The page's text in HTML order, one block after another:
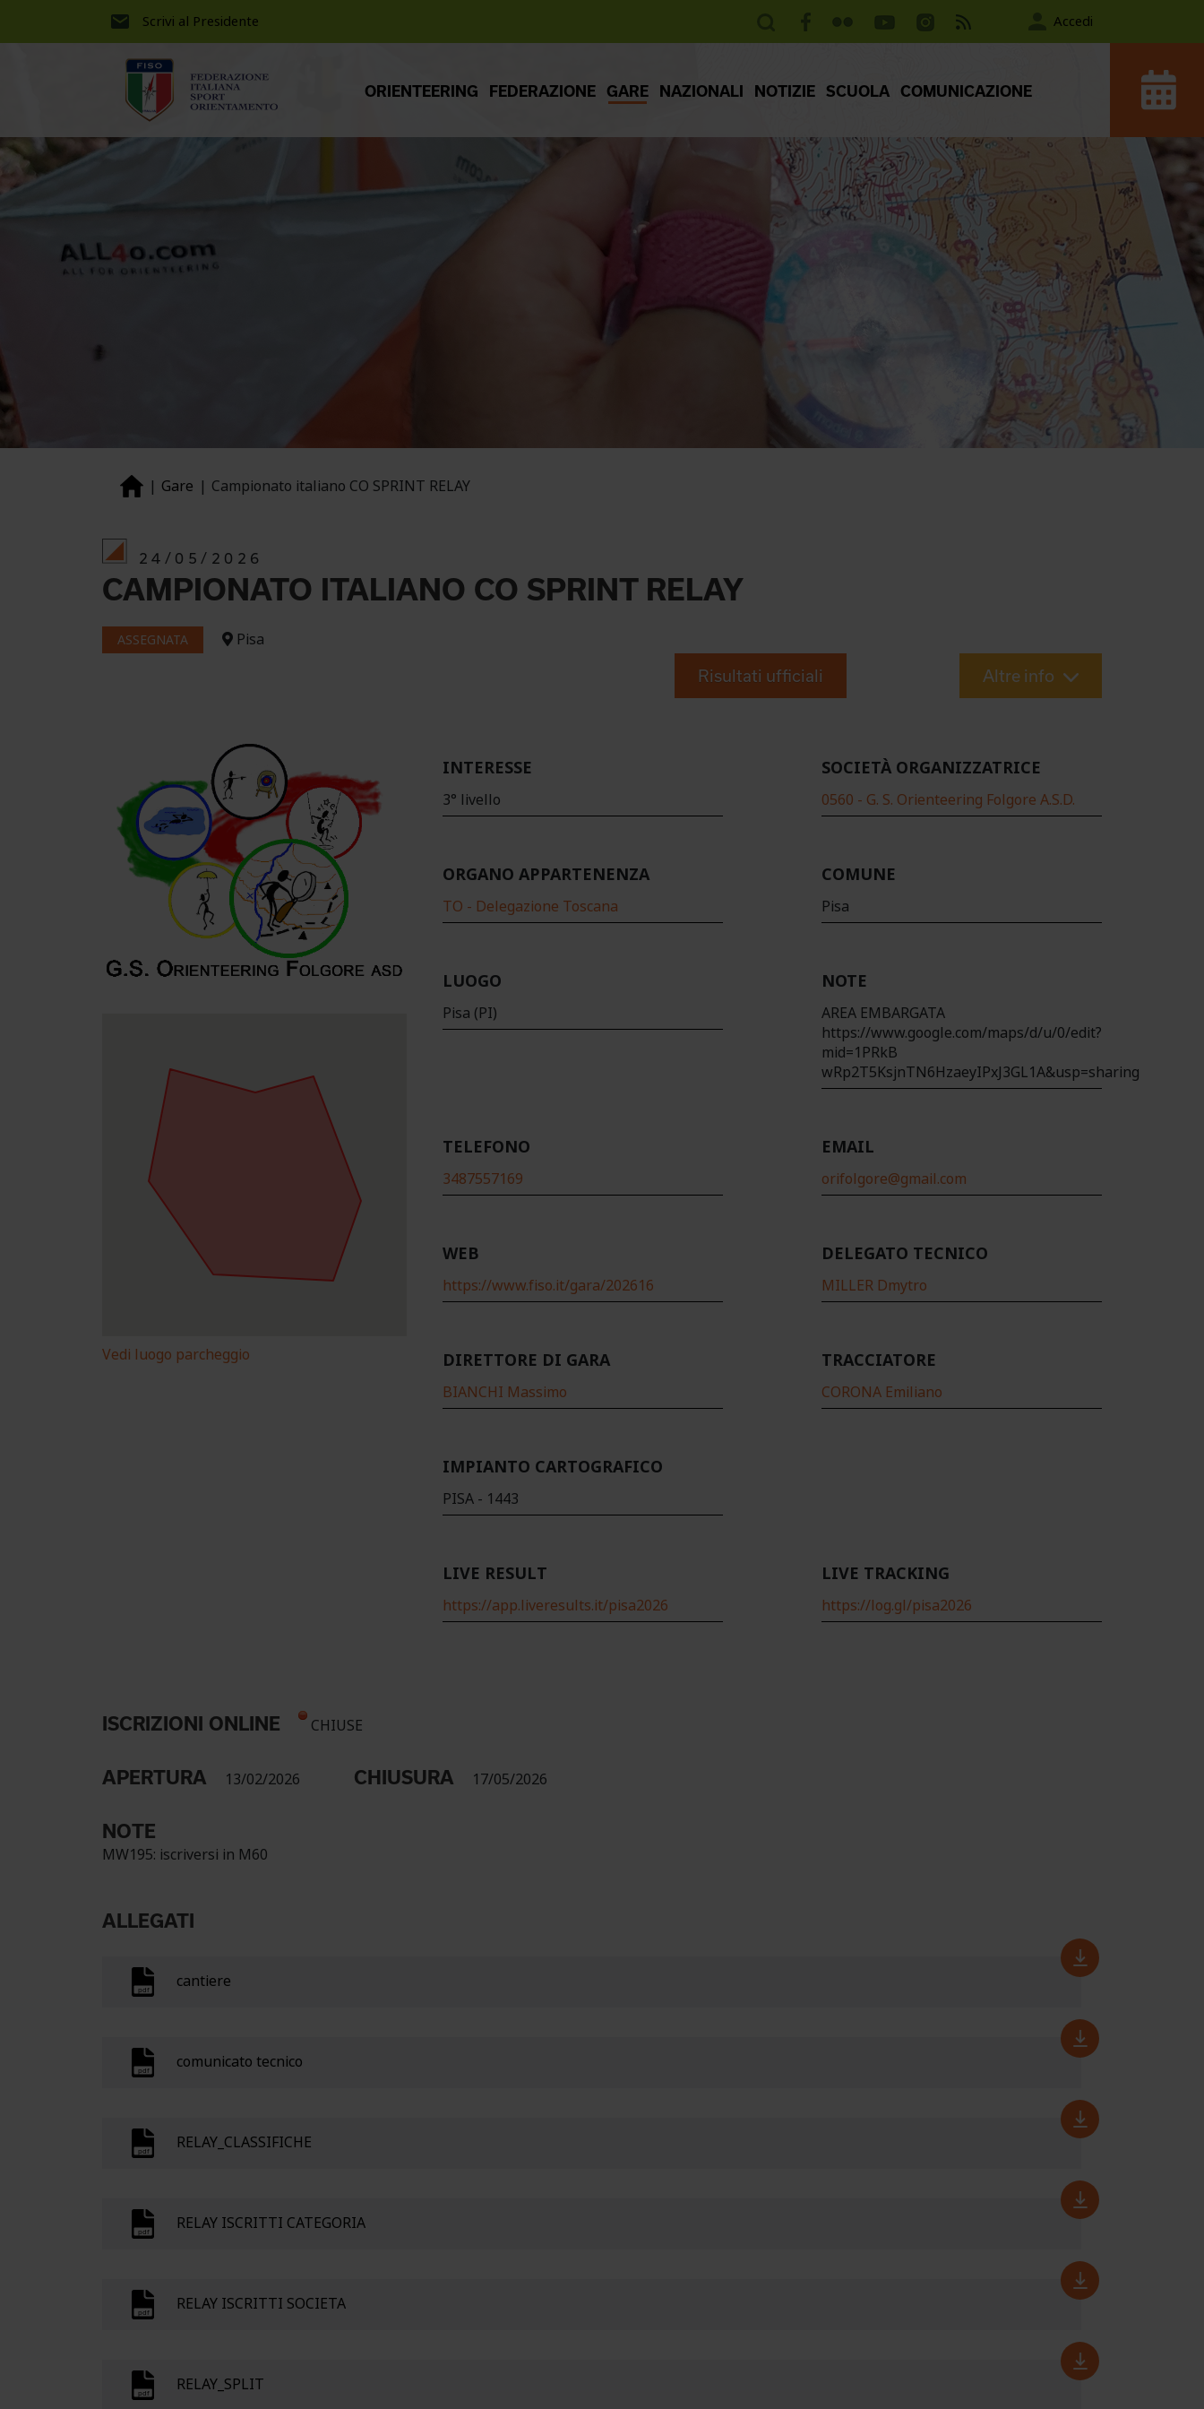
Scrivi al Presidente Accedi
ORIENTEERING FEDERAZIONE GARE NAZIONALI NOTIZIE SCUOLA COMUNICAZIONE
Gare Campionato italiano CO SPRINT RELAY
24/05/2026
CAMPIONATO ITALIANO CO SPRINT RELAY
ASSEGNATA Pisa
Risultati ufficiali Altre info
Vedi luogo parcheggio
INTERESSE
3° livello
SOCIETÀ ORGANIZZATRICE
0560 - G. S. Orienteering Folgore A.S.D.
ORGANO APPARTENENZA
TO - Delegazione Toscana
COMUNE
Pisa
LUOGO
Pisa (PI)
NOTE
AREA EMBARGATA
https://www.google.com/maps/d/u/0/edit?
mid=1PRkB
wRp2T5KsjnTN6HzaeyIPxJ3GL1A&usp=sharing
TELEFONO
3487557169
EMAIL
orifolgore@gmail.com
WEB
https://www.fiso.it/gara/202616
DELEGATO TECNICO
MILLER Dmytro
DIRETTORE DI GARA
BIANCHI Massimo
TRACCIATORE
CORONA Emiliano
IMPIANTO CARTOGRAFICO
PISA - 1443
LIVE RESULT
https://app.liveresults.it/pisa2026
LIVE TRACKING
https://log.gl/pisa2026
ISCRIZIONI ONLINE CHIUSE
APERTURA 13/02/2026 CHIUSURA 17/05/2026
NOTE
MW195: iscriversi in M60
ALLEGATI
cantiere
comunicato tecnico
RELAY_CLASSIFICHE
RELAY ISCRITTI CATEGORIA
RELAY ISCRITTI SOCIETA
RELAY_SPLIT